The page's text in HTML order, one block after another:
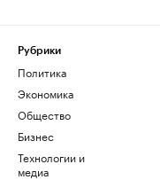
Рубрики
Политика
Экономика
Общество
Бизнес
Технологии и
медиа